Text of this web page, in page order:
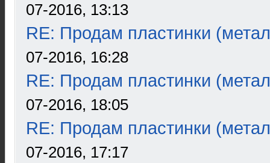
07-2016, 13:13
RE: Продам пластинки
07-2016, 16:28
RE: Продам пластинки
07-2016, 18:05
RE: Продам пластинки
07-2016, 17:17